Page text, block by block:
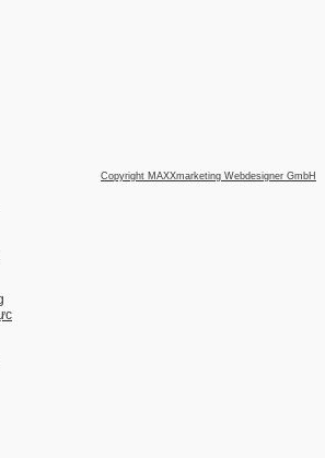
Copyright MAXXmarketing Webdesigner GmbH